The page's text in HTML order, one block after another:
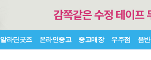
알라딘굿즈 온라인중고 중고매장 우주점 음반